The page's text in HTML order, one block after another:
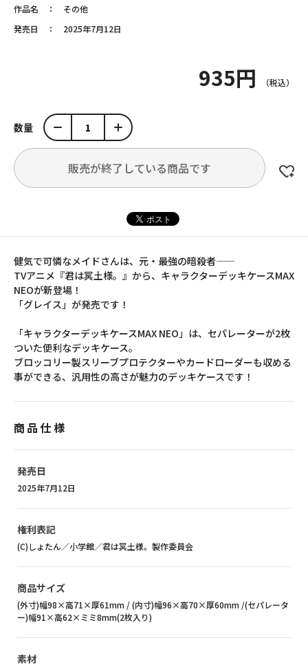
作品名
その他
発売日
2025年7月12日
935円
数量
販売が終了している商品です
健気で可憐なメイドさんは、元・最強の暗殺者――
TVアニメ『君は冥土様。』から、キャラクターデッキケースMAX
NEOが新登場！
「グレイス」が発売です！
「キャラクターデッキケースMAX NEO」は、セパレーターが2枚
ついた便利なデッキケース。
ブロッコリー製スリーブプロテクターやカードローダーも収める
事ができる、汎用性の高さが魅力のデッキケースです！
商品仕様
発売日
2025年7月12日
権利表記
(C)しょたん／小学館／君は冥土様。製作委員会
商品サイズ
(外寸)幅98×高71×厚61mm / (内寸)幅96×高70×厚60mm /(セパレータ
ー)幅91×高62×ミミ8mm(2枚入り)
素材